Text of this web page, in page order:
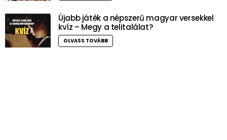
Újabb játék a népszerű magyar versekkel
kvíz – Megy a telitalálat?
OLVASS TOVÁBB